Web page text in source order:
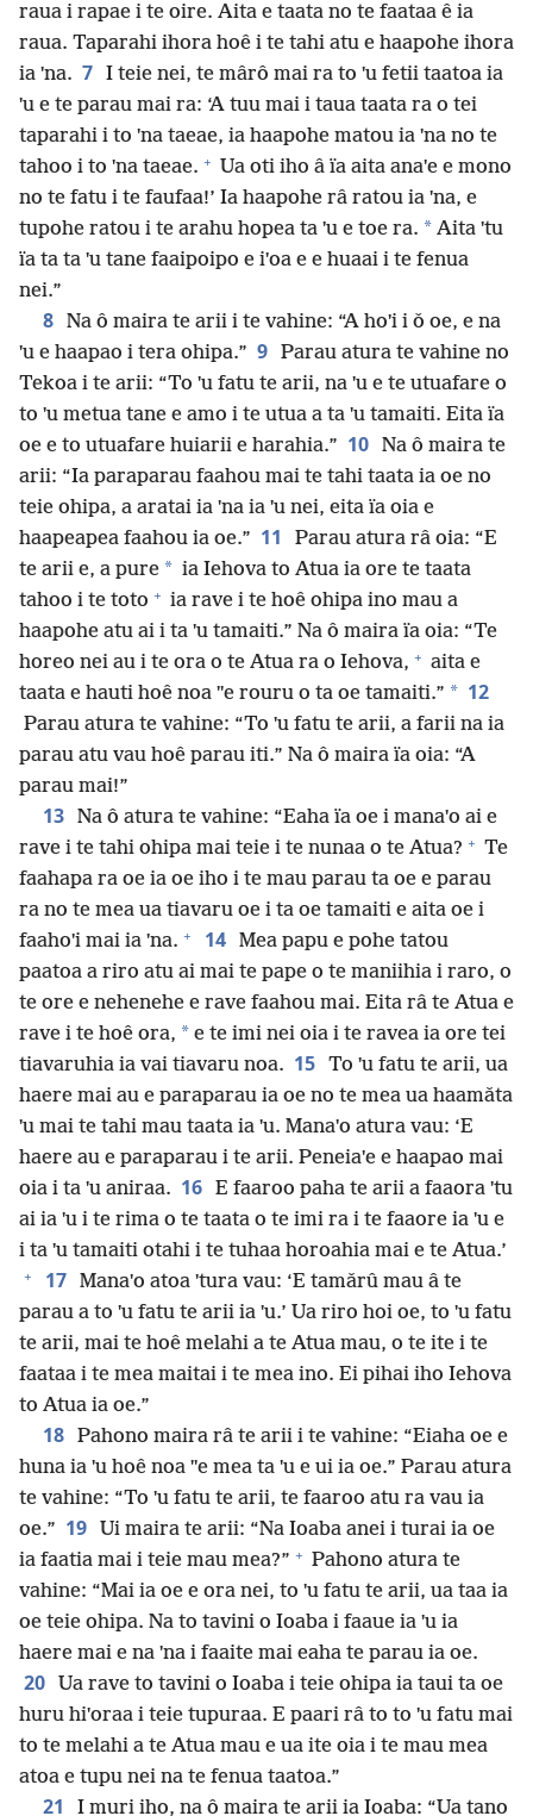
raua i rapae i te oire. Aita e taata no te faataa ê ia
raua. Taparahi ihora hoê i te tahi atu e haapohe ihora
ia ˈna. 7 I teie nei, te mârô mai ra to ˈu fetii taatoa ia
ˈu e te parau mai ra: ‘A tuu mai i taua taata ra o tei
taparahi i to ˈna taeae, ia haapohe matou ia ˈna no te
tahoo i to ˈna taeae. + Ua oti iho â ïa aita anaˈe e mono
no te fatu i te faufaa!’ Ia haapohe râ ratou ia ˈna, e
tupohe ratou i te arahu hopea ta ˈu e toe ra. * Aita ˈtu
ïa ta ta ˈu tane faaipoipo e iˈoa e e huaai i te fenua
nei.”
8 Na ô maira te arii i te vahine: “A hoˈi i ǒ oe, e na
ˈu e haapao i tera ohipa.” 9 Parau atura te vahine no
Tekoa i te arii: “To ˈu fatu te arii, na ˈu e te utuafare o
to ˈu metua tane e amo i te utua a ta ˈu tamaiti. Eita ïa
oe e to utuafare huiarii e harahia.” 10 Na ô maira te
arii: “Ia paraparau faahou mai te tahi taata ia oe no
teie ohipa, a aratai ia ˈna ia ˈu nei, eita ïa oia e
haapeapea faahou ia oe.” 11
Parau atura râ oia: “E
te arii e, a pure * ia Iehova to Atua ia ore te taata
tahoo i te toto + ia rave i te hoê ohipa ino mau a
haapohe atu ai i ta ˈu tamaiti.” Na ô maira ïa oia: “Te
horeo nei au i te ora o te Atua ra o Iehova, + aita e
taata e hauti hoê noa ˈˈe rouru o ta oe tamaiti.” * 12
Parau atura te vahine: “To ˈu fatu te arii, a farii na ia
parau atu vau hoê parau iti.” Na ô maira ïa oia: “A
parau mai!”
13 Na ô atura te vahine: “Eaha ïa oe i manaˈo ai e
rave i te tahi ohipa mai teie i te nunaa o te Atua? + Te
faahapa ra oe ia oe iho i te mau parau ta oe e parau
ra no te mea ua tiavaru oe i ta oe tamaiti e aita oe i
faahoˈi mai ia ˈna. + 14 Mea papu e pohe tatou
paatoa a riro atu ai mai te pape o te maniihia i raro, o
te ore e nehenehe e rave faahou mai. Eita râ te Atua e
rave i te hoê ora, * e te imi nei oia i te ravea ia ore tei
tiavaruhia ia vai tiavaru noa. 15 To ˈu fatu te arii, ua
haere mai au e paraparau ia oe no te mea ua haamǎta
ˈu mai te tahi mau taata ia ˈu. Manaˈo atura vau: ‘E
haere au e paraparau i te arii. Peneiaˈe e haapao mai
oia i ta ˈu aniraa. 16 E faaroo paha te arii a faaora ˈtu
ai ia ˈu i te rima o te taata o te imi ra i te faaore ia ˈu e
i ta ˈu tamaiti otahi i te tuhaa horoahia mai e te Atua.’
+ 17 Manaˈo atoa ˈtura vau: ‘E tamǎrû mau â te
parau a to ˈu fatu te arii ia ˈu.’ Ua riro hoi oe, to ˈu fatu
te arii, mai te hoê melahi a te Atua mau, o te ite i te
faataa i te mea maitai i te mea ino. Ei pihai iho Iehova
to Atua ia oe.”
18 Pahono maira râ te arii i te vahine: “Eiaha oe e
huna ia ˈu hoê noa ˈˈe mea ta ˈu e ui ia oe.” Parau atura
te vahine: “To ˈu fatu te arii, te faaroo atu ra vau ia
oe.” 19
Ui maira te arii: “Na Ioaba anei i turai ia oe
ia faatia mai i teie mau mea?” + Pahono atura te
vahine: “Mai ia oe e ora nei, to ˈu fatu te arii, ua taa ia
oe teie ohipa. Na to tavini o Ioaba i faaue ia ˈu ia
haere mai e na ˈna i faaite mai eaha te parau ia oe.
20
Ua rave to tavini o Ioaba i teie ohipa ia taui ta oe
huru hiˈoraa i teie tupuraa. E paari râ to to ˈu fatu mai
to te melahi a te Atua mau e ua ite oia i te mau mea
atoa e tupu nei na te fenua taatoa.”
21 I muri iho, na ô maira te arii ia Ioaba: “Ua tano